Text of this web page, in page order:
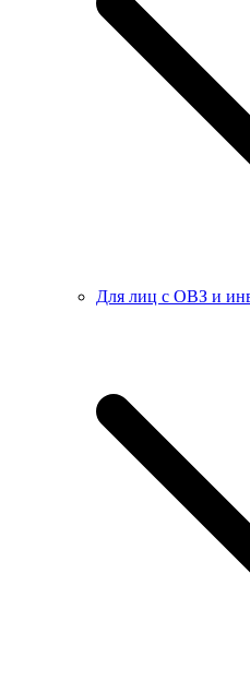
Для лиц с ОВЗ и